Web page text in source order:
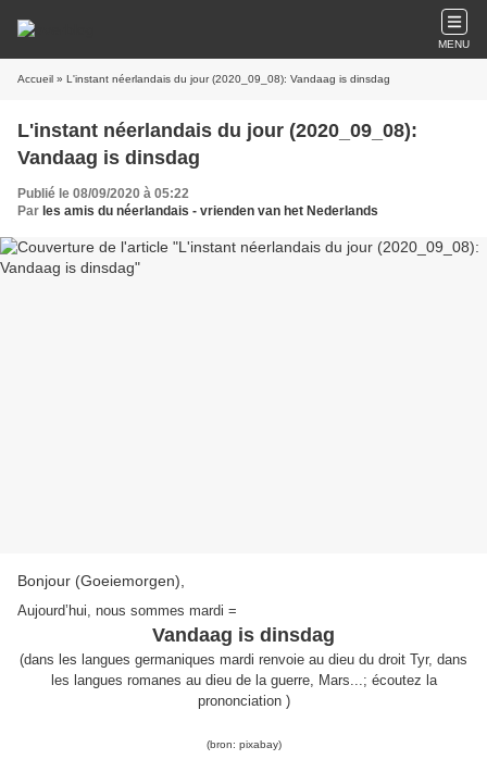
MENU
Accueil » L'instant néerlandais du jour (2020_09_08): Vandaag is dinsdag
L'instant néerlandais du jour (2020_09_08):
Vandaag is dinsdag
Publié le 08/09/2020 à 05:22
Par les amis du néerlandais - vrienden van het Nederlands
Bonjour (Goeiemorgen),
Aujourd’hui, nous sommes mardi =
Vandaag is dinsdag
(dans les langues germaniques mardi renvoie au dieu du droit Tyr, dans
les langues romanes au dieu de la guerre, Mars...; écoutez la
prononciation )
(bron: pixabay)